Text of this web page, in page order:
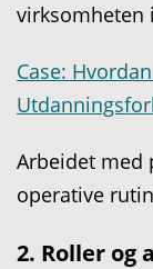
virksomheten
Case:
Arbeidet med
operative
2. Roller og